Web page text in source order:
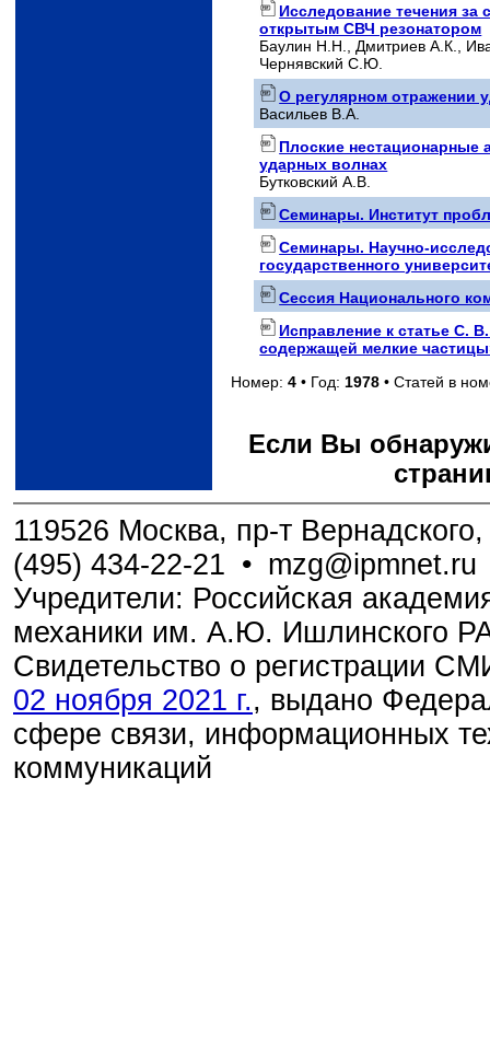
Исследование течения за
открытым СВЧ резонатором
Баулин Н.Н., Дмитриев А.К.,
Чернявский С.Ю.
О регулярном отражении
Васильев В.А.
Плоские нестационарные
ударных волнах
Бутковский А.В.
Семинары. Институт
Семинары. Научно-
государственного
Сессия Национального
Исправление к статье С.
содержащей мелкие
Номер:4 • Год: 1978 • Статей в
Если Вы
119526 Москва, пр-т
(495) 434-22-21 • mzg@ipmnet.ru
Учредители: Российская
механики им. А.Ю. Ишлинского
Свидетельство о регистрации
02 ноября 2021 г., выдано
сфере связи, информационных
коммуникаций